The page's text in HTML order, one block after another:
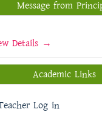
Message from
Details →
Academic Links
Log in